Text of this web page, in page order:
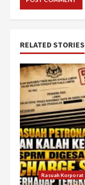
RELATED STORIES
Rasuah Korporat